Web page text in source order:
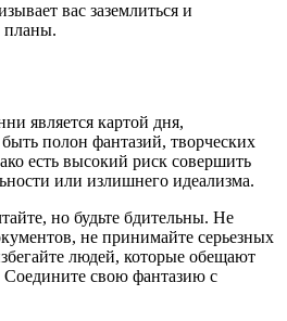
вас заземлиться и
планы.
является картой дня,
полон фантазий, творческих
есть высокий риск совершить
или излишнего идеализма.
но будьте бдительны. Не
не принимайте серьезных
людей, которые обещают
Соедините свою фантазию с